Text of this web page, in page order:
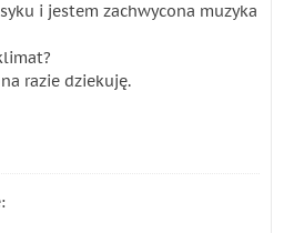
i jestem zachwycona muzyka
razie dziekuję.